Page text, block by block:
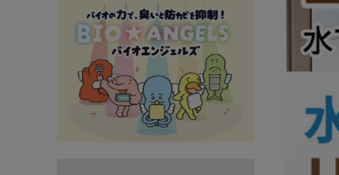
ボディメイクグッズ
アウトドア・トラベル